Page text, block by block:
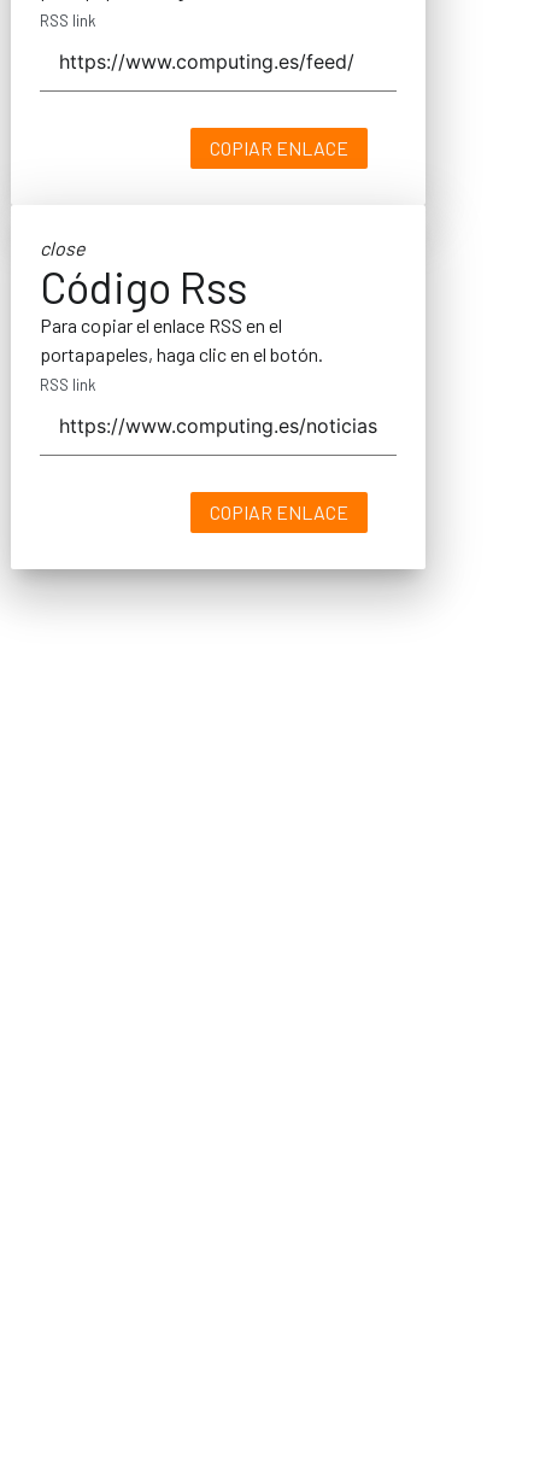
RSS link
COPIAR ENLACE
close
Código Rss
Para copiar el enlace RSS en el
portapapeles, haga clic en el botón.
RSS link
COPIAR ENLACE